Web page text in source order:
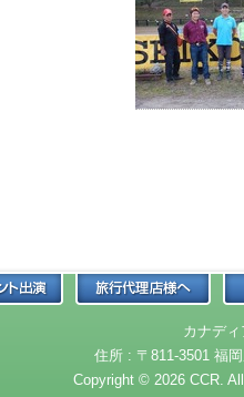
カナデ
住所 : 〒811-3501 福
Copyright © 2026 CCR.